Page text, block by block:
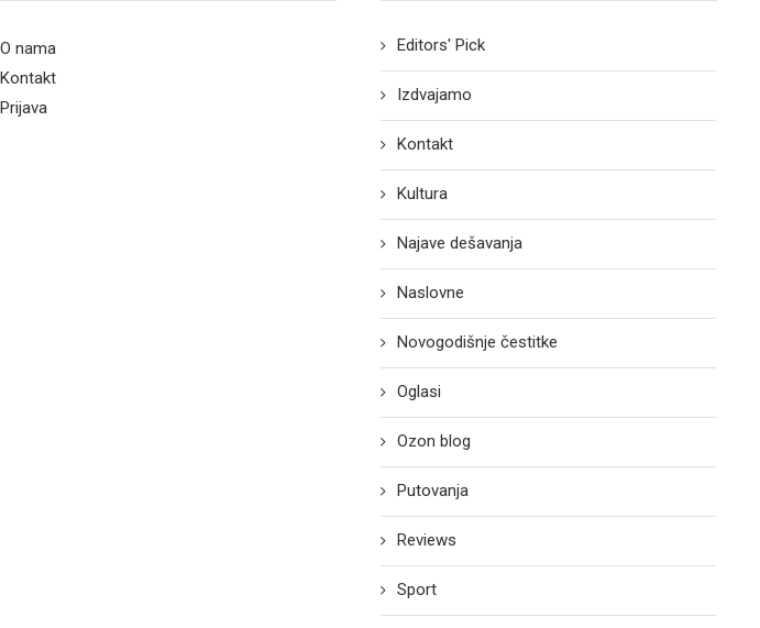
O nama
Kontakt
Prijava
Editors' Pick
Izdvajamo
Kontakt
Kultura
Najave dešavanja
Naslovne
Novogodišnje čestitke
Oglasi
Ozon blog
Putovanja
Reviews
Sport